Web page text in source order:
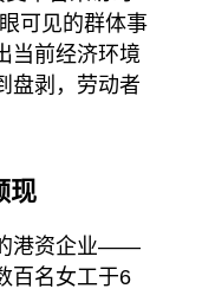
可见的群体事
当前经济环境
盘剥，劳动者
现
港资企业——
百名女工于6